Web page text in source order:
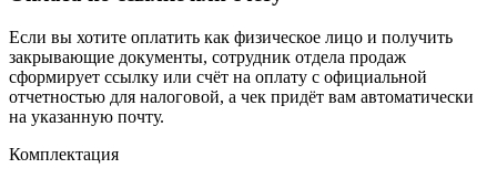
Если вы хотите оплатить как физическое лицо и получить
закрывающие документы, сотрудник отдела продаж
сформирует ссылку или счёт на оплату с официальной
отчетностью для налоговой, а чек придёт вам автоматически
на указанную почту.
Комплектация